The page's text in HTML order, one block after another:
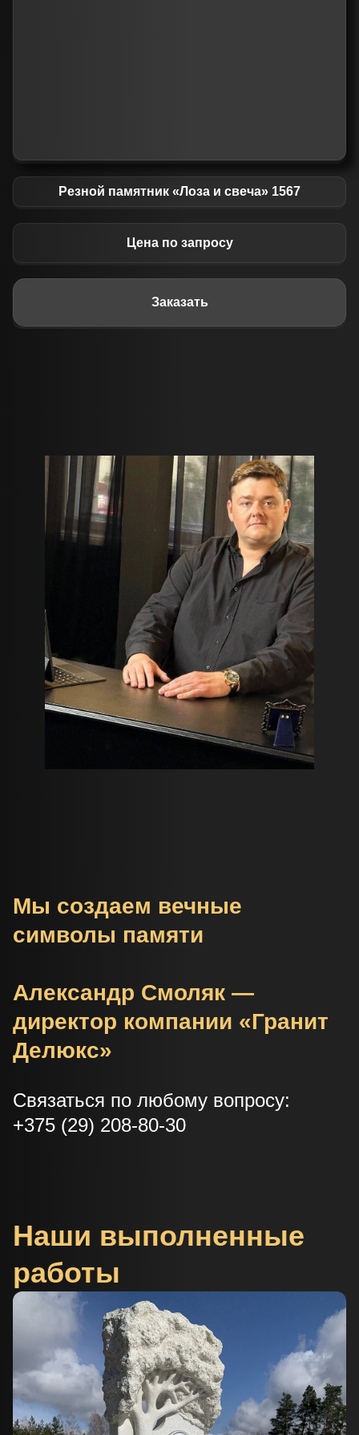
Резной памятник «Лоза и свеча» 1567
Цена по запросу
Заказать
Мы создаем вечные
символы памяти
Александр Смоляк —
директор компании «Гранит
Делюкс»
Связаться по любому вопросу:
+375 (29) 208-80-30
Наши выполненные
работы